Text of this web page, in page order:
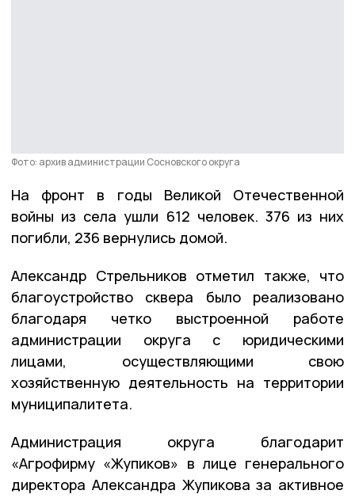
Фото: архив администрации Сосновского округа
На фронт в годы Великой Отечественной
войны из села ушли 612 человек. 376 из них
погибли, 236 вернулись домой.
Александр Стрельников отметил также, что
благоустройство сквера было реализовано
благодаря четко выстроенной работе
администрации округа с юридическими
лицами, осуществляющими свою
хозяйственную деятельность на территории
муниципалитета.
Администрация округа благодарит
«Агрофирму «Жупиков» в лице генерального
директора Александра Жупикова за активное